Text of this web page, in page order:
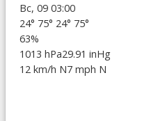
Вс, 09 03:00
24° 75° 24° 75°
63%
1013 hPa29.91 inHg
12 km/h N7 mph N